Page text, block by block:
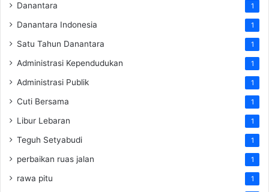
Danantara 1
Danantara Indonesia 1
Satu Tahun Danantara 1
Administrasi Kependudukan 1
Administrasi Publik 1
Cuti Bersama 1
Libur Lebaran 1
Teguh Setyabudi 1
perbaikan ruas jalan 1
rawa pitu 1